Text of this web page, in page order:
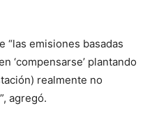
“las emisiones basadas
‘compensarse’ plantando
realmente no
agregó.